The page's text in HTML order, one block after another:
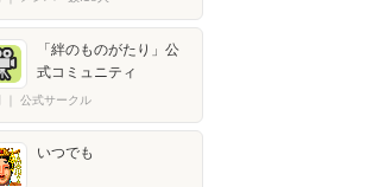
「絆のものがたり」公
式コミュニティ
公式サークル
いつでも